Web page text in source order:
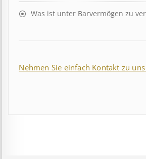
Was ist unter Barvermögen zu
Nehmen Sie einfach Kontakt zu